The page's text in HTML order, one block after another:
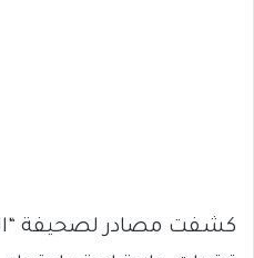
كشفت مصادر لصحيفة